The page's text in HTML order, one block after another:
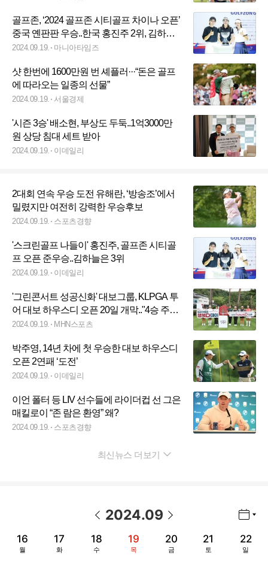
골프존, ‘2024 골프존 시티골프 차이나 오픈’
중국 옌판판 우승..한국 홍진주 2위, 김하늘 3
위 기록
2024.09.19. 마니아타임즈
샷 한번에 1600만원 번 셰플러···“돈은 골프
에 따라오는 일종의 선물”
2024.09.19. 서울경제
'시즌 3승' 배소현, 부상도 두둑..1억3000만
원 상당 침대 세트 받아
2024.09.19. 이데일리
2대회 연속 우승 도전 유해란, ‘방송조’에서
밀렸지만 여전히 강력한 우승후보
2024.09.19. 스포츠경향
'스크린골프 나들이' 홍진주, 골프존 시티골
프 오픈 준우승..김하늘은 3위
2024.09.19. 이데일리
'그린콘서트 성공신화' 대보그룹, KLPGA 투
어 대보 하우스디 오픈 20일 개막.."4승 주인
공 탄생?"
2024.09.19. MHN스포츠
박주영, 14년 차에 첫 우승한 대보 하우스디
오픈 2연패 ‘도전’
2024.09.19. 이데일리
이언 폴터 등 LIV 선수들에 라이더컵 선 그은
매킬로이 “존 람은 환영” 왜?
2024.09.19. 스포츠경향
최신뉴스 더보기
2024.09
16
월
17
화
18
수
19
목
20
금
21
토
22
일